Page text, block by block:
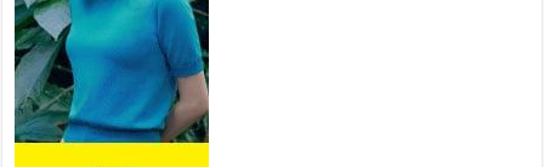
өнгөрүүлдэг, жуулчид зорьж
ирдэг цэг болгоно
2026 оны 7 сар 21 / 16 цаг 47 минут
Тусгай замын автобус /BRT/ төслийн удирдах
хорооны ээлжит хуралдаан боллоо